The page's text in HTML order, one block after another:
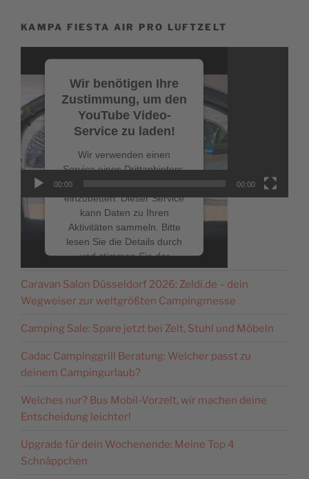
KAMPA FIESTA AIR PRO LUFTZELT
Wir benötigen Ihre
Zustimmung, um den
YouTube Video-
Service zu laden!
Wir verwenden einen
Service eines Drittanbieters,
einzubetten. Dieser Service
kann Daten zu Ihren
Aktivitäten sammeln. Bitte
lesen Sie die Details durch
und stimmen Sie der
Nutzung des Service zu, um
dieses Video anzusehen.
Mehr Informationen
Akzeptieren
Consent Management
Platform&eRecht24
00:00 00:00
NEUESTE BEITRÄGE
Caravan Salon Düsseldorf 2026: Zeldi.de – dein
Wegweiser zur weltgrößten Campingmesse
Camping Sale: Spare jetzt bei Zelt, Stuhl und Möbeln
Cadac Campinggrill Beratung: Welcher passt zu
deinem Campingurlaub?
Welches nur? Bus Mobil-Vorzelt, wir machen deine
Entscheidung leichter!
Upgrade für dein Wochenende: Meine Top 4
Schnäppchen